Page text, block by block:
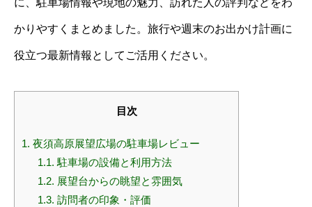
に、駐車場情報や現地の魅力、訪れた人の評判などをわ
かりやすくまとめました。旅行や週末のお出かけ計画に
役立つ最新情報としてご活用ください。
目次
1. 夜須高原展望広場の駐車場レビュー
1.1. 駐車場の設備と利用方法
1.2. 展望台からの眺望と雰囲気
1.3. 訪問者の印象・評価